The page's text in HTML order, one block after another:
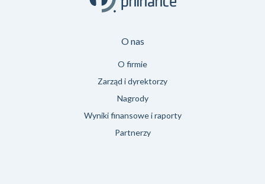
O nas
O firmie
Zarząd i dyrektorzy
Nagrody
Wyniki finansowe i raporty
Partnerzy